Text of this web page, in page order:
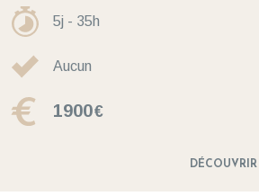
5j - 35h
Aucun
1900€
DÉCOUVRIR